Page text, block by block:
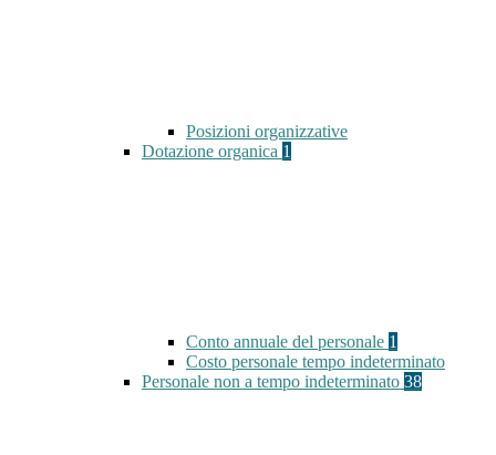
Posizioni organizzative
Dotazione organica 1
Conto annuale del personale 1
Costo personale tempo indeterminato
Personale non a tempo indeterminato 38